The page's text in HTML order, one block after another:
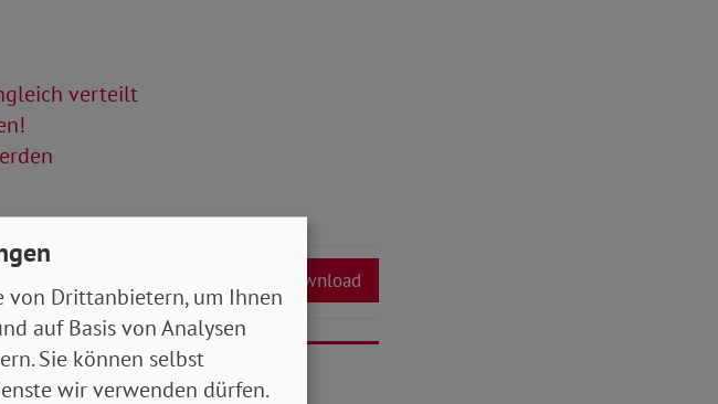
verteilt
Download
von Drittanbietern, um Ihnen
auf Basis von Analysen
Sie können selbst
wir verwenden dürfen.